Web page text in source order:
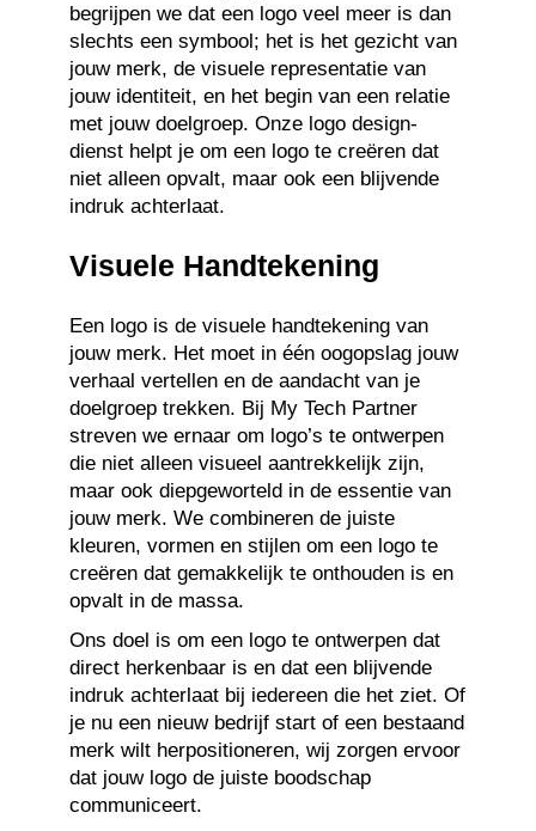
begrijpen we dat een logo veel meer is dan
slechts een symbool; het is het gezicht van
jouw merk, de visuele representatie van
jouw identiteit, en het begin van een relatie
met jouw doelgroep. Onze logo design-
dienst helpt je om een logo te creëren dat
niet alleen opvalt, maar ook een blijvende
indruk achterlaat.
Visuele Handtekening
Een logo is de visuele handtekening van
jouw merk. Het moet in één oogopslag jouw
verhaal vertellen en de aandacht van je
doelgroep trekken. Bij My Tech Partner
streven we ernaar om logo’s te ontwerpen
die niet alleen visueel aantrekkelijk zijn,
maar ook diepgeworteld in de essentie van
jouw merk. We combineren de juiste
kleuren, vormen en stijlen om een logo te
creëren dat gemakkelijk te onthouden is en
opvalt in de massa.
Ons doel is om een logo te ontwerpen dat
direct herkenbaar is en dat een blijvende
indruk achterlaat bij iedereen die het ziet. Of
je nu een nieuw bedrijf start of een bestaand
merk wilt herpositioneren, wij zorgen ervoor
dat jouw logo de juiste boodschap
communiceert.